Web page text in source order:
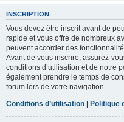
INSCRIPTION
Vous devez être inscrit avant de
rapide et vous offre de nombreux
peuvent accorder des
Avant de vous inscrire, assurez-
conditions d’utilisation et de notre
également prendre le temps de
forum lors de votre navigation.
Conditions d’utilisation | Politique